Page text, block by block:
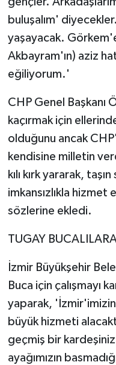
buluşalım'
yaşayacak.
Akbayram'ın) aziz
eğiliyorum.'
CHP Genel Başkanı
kaçırmak için
olduğunu ancak
kendisine milletin
kılı kırk yararak,
imkansızlıkla hizmet
sözlerine ekledi.
TUGAY
İzmir Büyükşehir
Buca için çalışmayı
yaparak,
büyük hizmeti
geçmiş bir
ayağımızın